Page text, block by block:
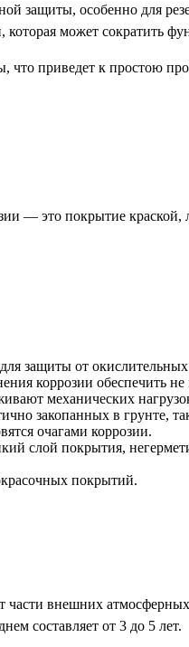
защиты, особенно для
может сократить
что приведет к простою
— это покрытие
защиты от
коррозии обеспечить
механических
закопанных в грунте,
очагами коррозии.
слой покрытия,
покрытий.
внешних
составляет от 3 до 5 лет.